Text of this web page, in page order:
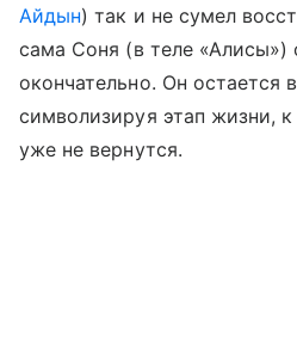
Айдын) так и не сумел
сама Соня (в теле «Алисы»)
окончательно. Он остается
символизируя этап жизни,
уже не вернутся.